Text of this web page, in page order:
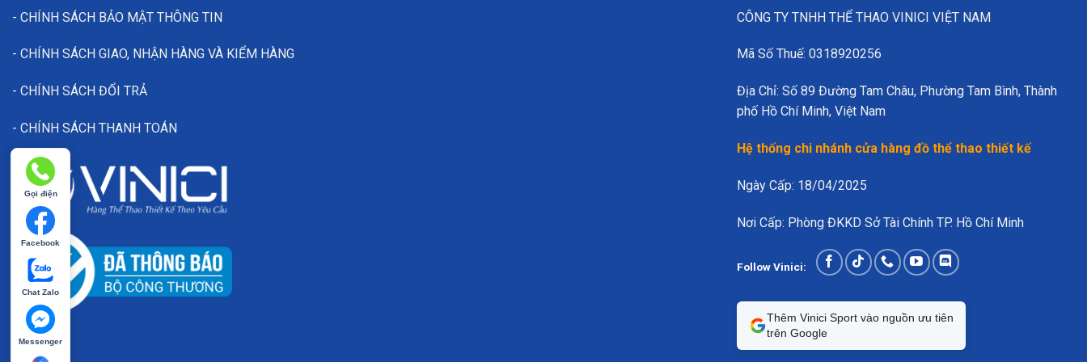
- CHÍNH SÁCH BẢO MẬT THÔNG TIN
- CHÍNH SÁCH GIAO, NHẬN HÀNG VÀ KIỂM HÀNG
- CHÍNH SÁCH ĐỔI TRẢ
- CHÍNH SÁCH THANH TOÁN
CÔNG TY TNHH THỂ THAO VINICI VIỆT NAM
Mã Số Thuế: 0318920256
Địa Chỉ: Số 89 Đường Tam Châu, Phường Tam Bình, Thành
phố Hồ Chí Minh, Việt Nam
Hệ thống chi nhánh cửa hàng đồ thể thao thiết kế
Ngày Cấp: 18/04/2025
Nơi Cấp: Phòng ĐKKD Sở Tài Chính TP. Hồ Chí Minh
Follow Vinici:
Thêm Vinici Sport vào nguồn ưu tiên
trên Google
Gọi điện
Facebook
Chat Zalo
Messenger